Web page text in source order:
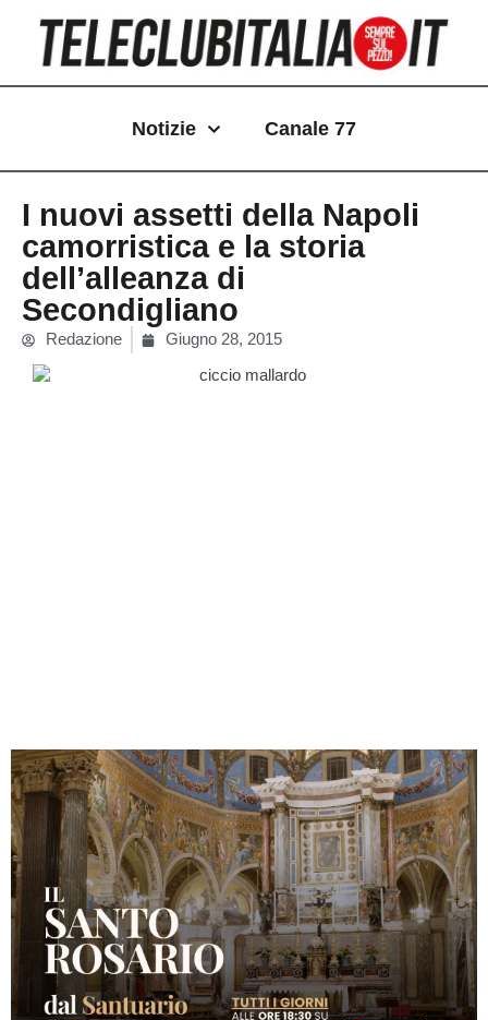
contenuto
Notizie Canale 77
I nuovi assetti della Napoli
camorristica e la storia
dell’alleanza di
Secondigliano
Redazione Giugno 28, 2015